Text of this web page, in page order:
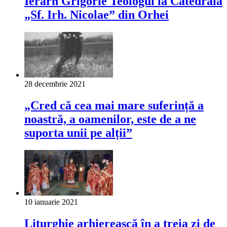
„Sf. Irh. Nicolae” din Orhei
28 decembrie 2021
„Cred că cea mai mare suferință a
noastră, a oamenilor, este de a ne
suporta unii pe alții”
10 ianuarie 2021
Liturghie arhierească în a treia zi de